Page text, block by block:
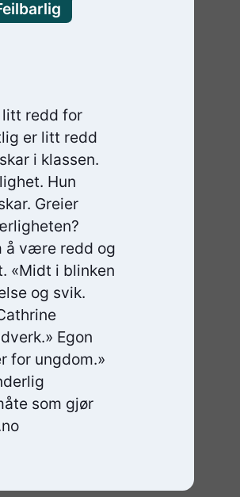
litt redd for
er litt redd
i klassen.
Hun
Greier
å være redd og
«Midt i blinken
og svik.
Egon
for ungdom.»
som gjør